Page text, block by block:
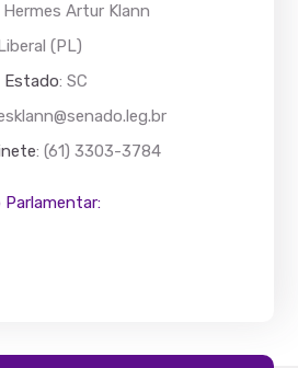
Hermes Artur Klann
(PL)
Estado: SC
: (61) 3303-3784
Parlamentar: